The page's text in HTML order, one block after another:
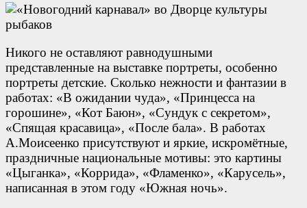
Никого не оставляют равнодушными
представленные на выставке портреты, особенно
портреты детские. Сколько нежности и фантазии в
работах: «В ожидании чуда», «Принцесса на
горошине», «Кот Баюн», «Сундук с секретом»,
«Спящая красавица», «После бала». В работах
А.Моисеенко присутствуют и яркие, искромётные,
праздничные национальные мотивы: это картины
«Цыганка», «Коррида», «Фламенко», «Карусель»,
написанная в этом году «Южная ночь».